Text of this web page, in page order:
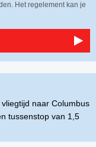
Het regelement kan je
naar Columbus
tussenstop van 1,5